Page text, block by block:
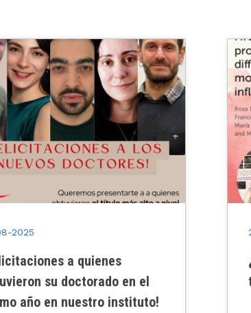
2025
a quienes
su doctorado en el
año en nuestro instituto!